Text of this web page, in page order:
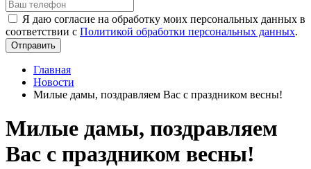
Я даю согласие на обработку моих персональных данных в
соответствии с Политикой обработки персональных данных.
Отправить
Главная
Новости
Милые дамы, поздравляем Вас с праздником весны!
Милые дамы, поздравляем
Вас с праздником весны!